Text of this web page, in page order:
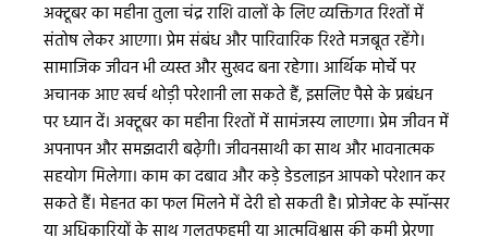
अक्टूबर का महीना तुला चंद्र राशि वालों के लिए व्यक्तिगत रिश्तों में
संतोष लेकर आएगा। प्रेम संबंध और पारिवारिक रिश्ते मजबूत रहेंगे।
सामाजिक जीवन भी व्यस्त और सुखद बना रहेगा। आर्थिक मोर्चे पर
अचानक आए खर्च थोड़ी परेशानी ला सकते हैं, इसलिए पैसे के प्रबंधन
पर ध्यान दें। अक्टूबर का महीना रिश्तों में सामंजस्य लाएगा। प्रेम जीवन में
अपनापन और समझदारी बढ़ेगी। जीवनसाथी का साथ और भावनात्मक
सहयोग मिलेगा। काम का दबाव और कड़े डेडलाइन आपको परेशान कर
सकते हैं। मेहनत का फल मिलने में देरी हो सकती है। प्रोजेक्ट के स्पॉन्सर